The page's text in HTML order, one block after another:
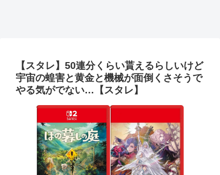
【スタレ】50連分くらい貰えるらしいけど
宇宙の蝗害と黄金と機械が面倒くさそうで
やる気がでない…【スタレ】